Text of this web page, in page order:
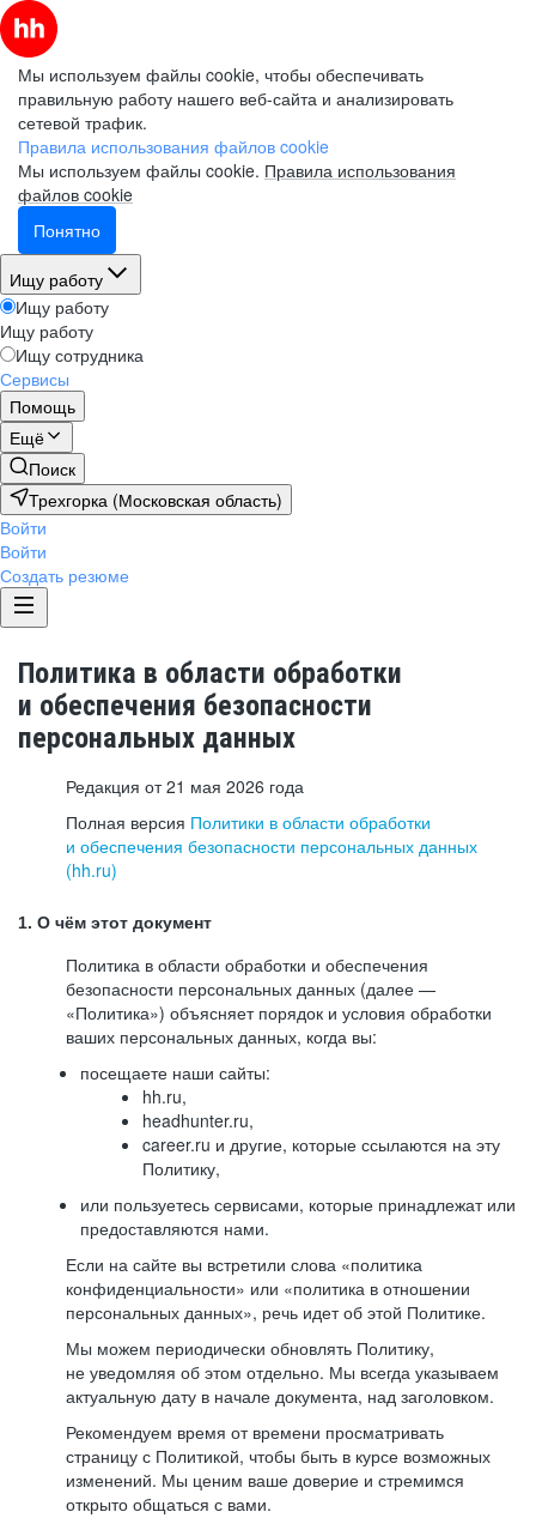
Мы используем файлы cookie, чтобы обеспечивать
правильную работу нашего веб-сайта и анализировать
сетевой трафик.
Правила использования файлов cookie
Мы используем файлы cookie. Правила использования
файлов cookie
Понятно
Ищу работу
Ищу работу
Ищу работу
Ищу сотрудника
Сервисы
Помощь
Ещё
Поиск
Трехгорка (Московская область)
Войти
Войти
Создать резюме
Политика в области обработки
и обеспечения безопасности
персональных данных
Редакция от 21 мая 2026 года
Полная версия Политики в области обработки
и обеспечения безопасности персональных данных
(hh.ru)
1. О чём этот документ
Политика в области обработки и обеспечения
безопасности персональных данных (далее —
«Политика») объясняет порядок и условия обработки
ваших персональных данных, когда вы:
посещаете наши сайты:
hh.ru,
headhunter.ru,
career.ru и другие, которые ссылаются на эту
Политику,
или пользуетесь сервисами, которые принадлежат или
предоставляются нами.
Если на сайте вы встретили слова «политика
конфиденциальности» или «политика в отношении
персональных данных», речь идет об этой Политике.
Мы можем периодически обновлять Политику,
не уведомляя об этом отдельно. Мы всегда указываем
актуальную дату в начале документа, над заголовком.
Рекомендуем время от времени просматривать
страницу с Политикой, чтобы быть в курсе возможных
изменений. Мы ценим ваше доверие и стремимся
открыто общаться с вами.